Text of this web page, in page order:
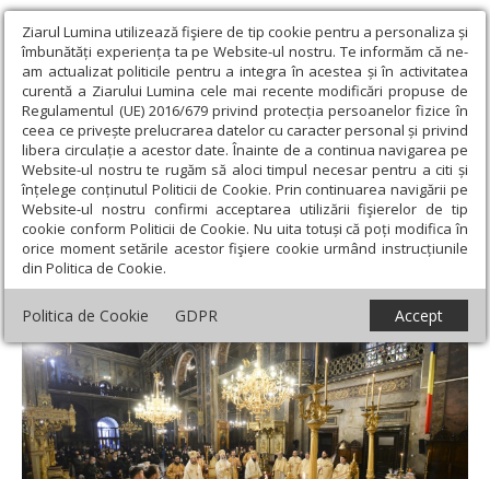
Ziarul Lumina utilizează fişiere de tip cookie pentru a personaliza și
îmbunătăți experiența ta pe Website-ul nostru. Te informăm că ne-
am actualizat politicile pentru a integra în acestea și în activitatea
curentă a Ziarului Lumina cele mai recente modificări propuse de
Regulamentul (UE) 2016/679 privind protecția persoanelor fizice în
ceea ce privește prelucrarea datelor cu caracter personal și privind
libera circulație a acestor date. Înainte de a continua navigarea pe
Website-ul nostru te rugăm să aloci timpul necesar pentru a citi și
înțelege conținutul Politicii de Cookie. Prin continuarea navigării pe
Website-ul nostru confirmi acceptarea utilizării fişierelor de tip
cookie conform Politicii de Cookie. Nu uita totuși că poți modifica în
orice moment setările acestor fişiere cookie urmând instrucțiunile
din Politica de Cookie.
Politica de Cookie GDPR Accept
Ziarul Lumina › Actualitate religioasă › Știri › „Sfântul Iosif cel
Milostiv este darul Basarabiei pentru România reîntregită”
„Sfântul Iosif cel Milostiv este darul
Basarabiei pentru România reîntregită”